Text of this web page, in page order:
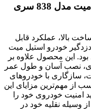
مزایای خرید دزدگیر خودرو استیل میت مدل 838 سری
بالا، عملکرد قابل
دزدگیر خودرو استیل میت
بود. این محصول علاوه بر
نصب آسان و طول عمر
سازگاری با خودروهای
از مهم‌ترین مزایای این
امنیت خودروی خود را
وسیله نقلیه خود در